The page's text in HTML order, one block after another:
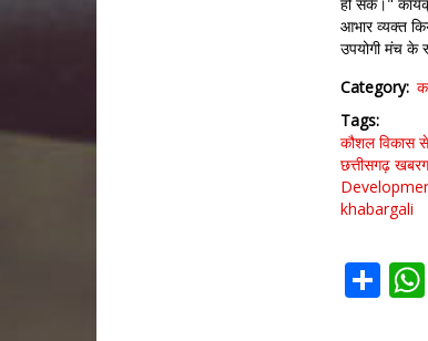
आभार व्यक्त
उपयोगी मंच के
Category
Tags
कौशल विकास
छत्तीसगढ़
khabargali